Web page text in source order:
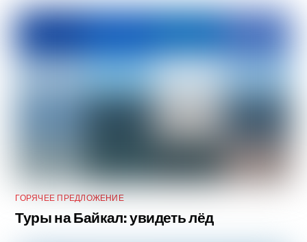
ГОРЯЧЕЕ ПРЕДЛОЖЕНИЕ
Туры на Байкал: увидеть лёд